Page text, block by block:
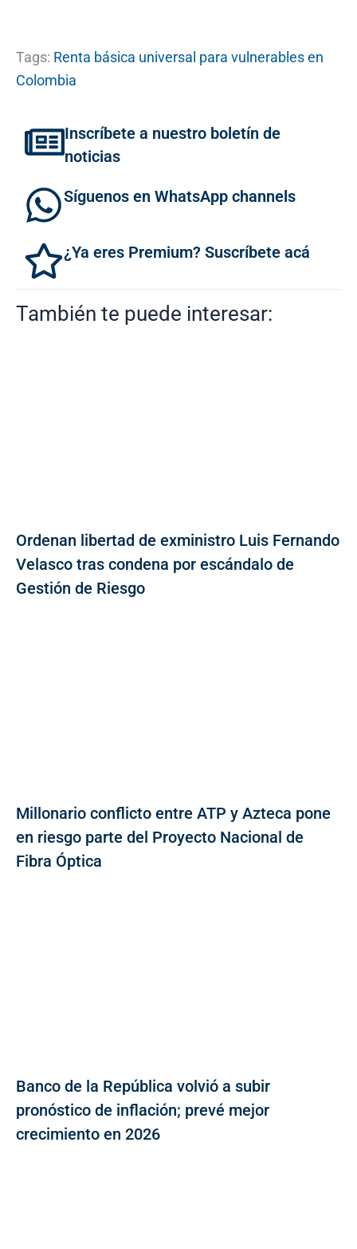
Tags: Renta básica universal para vulnerables en
Colombia
Inscríbete a nuestro boletín de
noticias
Síguenos en WhatsApp channels
¿Ya eres Premium? Suscríbete acá
También te puede interesar:
Ordenan libertad de exministro Luis Fernando
Velasco tras condena por escándalo de
Gestión de Riesgo
Millonario conflicto entre ATP y Azteca pone
en riesgo parte del Proyecto Nacional de
Fibra Óptica
Banco de la República volvió a subir
pronóstico de inflación; prevé mejor
crecimiento en 2026